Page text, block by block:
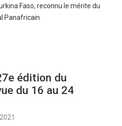
Faso, reconnu le mérite du
Panafricain
édition du
du 16 au 24